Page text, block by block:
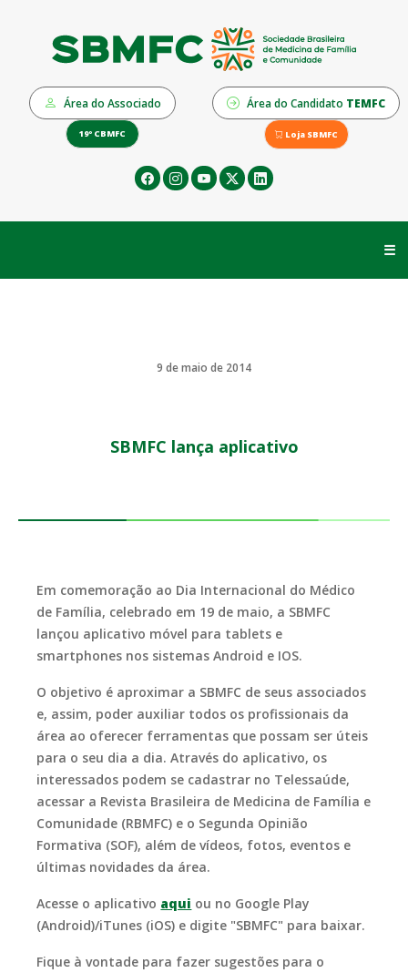
Área do Associado Área do Candidato TEMFC
19º CBMFC Loja SBMFC
☰
9 de maio de 2014
SBMFC lança aplicativo
Em comemoração ao Dia Internacional do Médico
de Família, celebrado em 19 de maio, a SBMFC
lançou aplicativo móvel para tablets e
smartphones nos sistemas Android e IOS.
O objetivo é aproximar a SBMFC de seus associados
e, assim, poder auxiliar todos os profissionais da
área ao oferecer ferramentas que possam ser úteis
para o seu dia a dia. Através do aplicativo, os
interessados podem se cadastrar no Telessaúde,
acessar a Revista Brasileira de Medicina de Família e
Comunidade (RBMFC) e o Segunda Opinião
Formativa (SOF), além de vídeos, fotos, eventos e
últimas novidades da área.
Acesse o aplicativo aqui ou no Google Play
(Android)/iTunes (iOS) e digite "SBMFC" para baixar.
Fique à vontade para fazer sugestões para o